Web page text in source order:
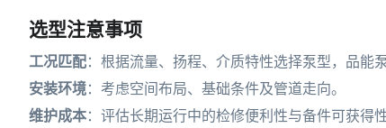
选型注意事项
工况匹配：根据流量、扬程、介质特性选择泵型，品能
安装环境：考虑空间布局、基础条件及管道走向。
维护成本：评估长期运行中的检修便利性与备件可获得性